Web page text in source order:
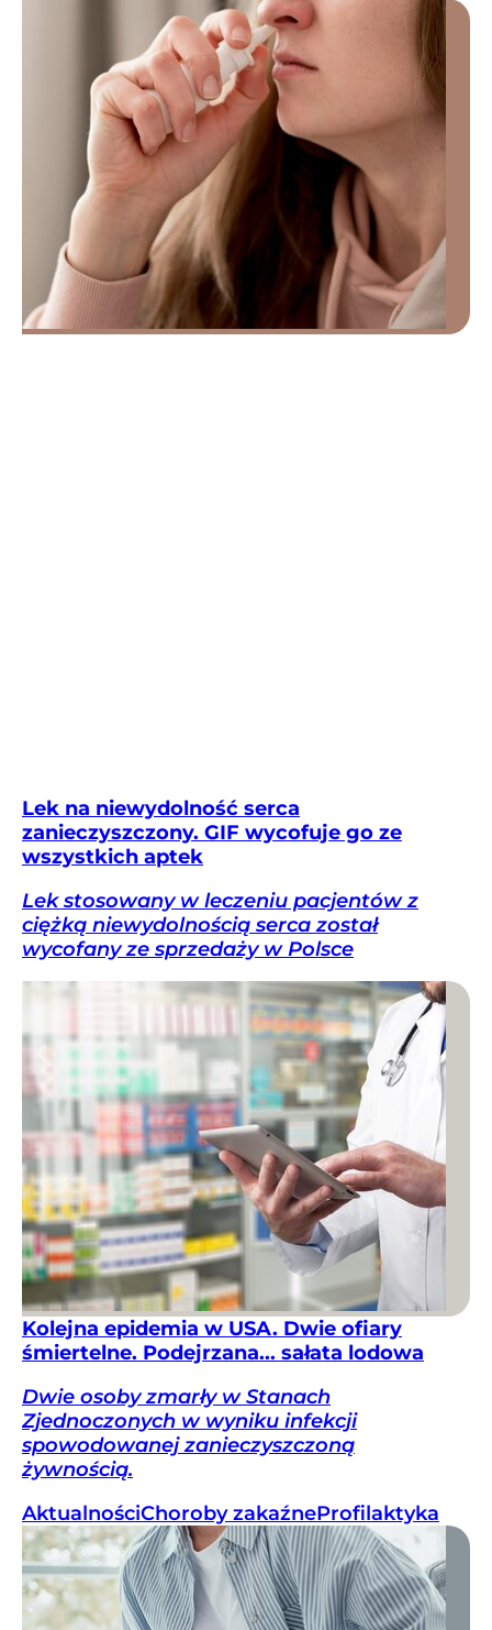
Lek na niewydolność serca
zanieczyszczony. GIF wycofuje go ze
wszystkich aptek
Lek stosowany w leczeniu pacjentów z
ciężką niewydolnością serca został
wycofany ze sprzedaży w Polsce
Kolejna epidemia w USA. Dwie ofiary
śmiertelne. Podejrzana... sałata lodowa
Dwie osoby zmarły w Stanach
Zjednoczonych w wyniku infekcji
spowodowanej zanieczyszczoną
żywnością.
AktualnościChoroby zakaźneProfilaktyka